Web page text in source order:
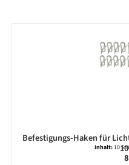
Befestigungs-Haken für
Inhalt:10